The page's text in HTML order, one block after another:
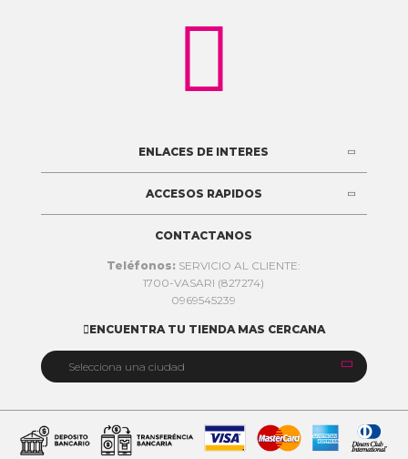

ENLACES DE INTERES
ACCESOS RAPIDOS
CONTACTANOS
Teléfonos: SERVICIO AL CLIENTE:
1700-VASARI (827274)
0969545239
ENCUENTRA TU TIENDA MAS CERCANA
Selecciona una ciudad 
Cuenca